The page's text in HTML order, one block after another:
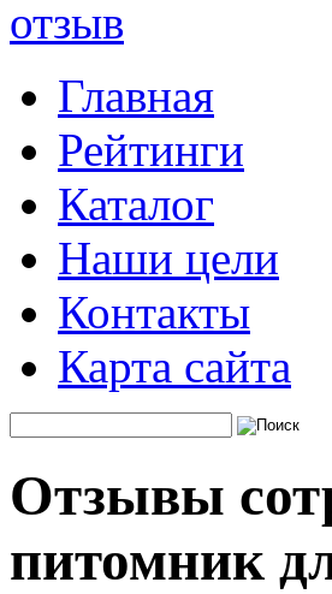
Главная
Рейтинги
Каталог
Наши цели
Контакты
Карта сайта
Отзывы
питомник